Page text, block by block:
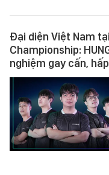
Đại diện Việt Nam
Championship:
nghiệm gay cấn,